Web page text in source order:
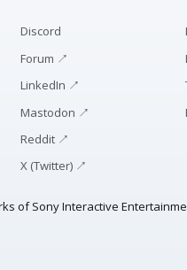
Discord
Forum ↗
LinkedIn ↗
Mastodon ↗
Reddit ↗
X (Twitter) ↗
of Sony Interactive